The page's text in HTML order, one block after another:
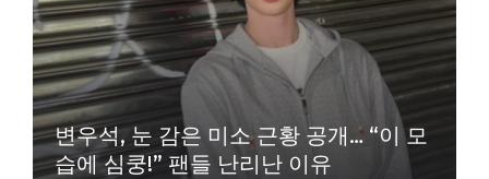
변우석, 눈 감은 미소 근황 공개… “이 모
습에 심쿵!” 팬들 난리난 이유